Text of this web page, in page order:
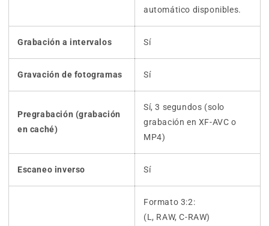
automático disponibles.
Grabación a intervalos Sí
Gravación de fotogramas Sí
Pregrabación (grabación
en caché)
Sí, 3 segundos (solo
grabación en XF-AVC o
MP4)
Escaneo inverso Sí
Formato 3:2:
(L, RAW, C-RAW)